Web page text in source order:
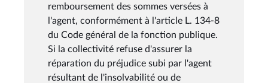
remboursement des sommes versées à
l'agent, conformément à l'article L. 134-8
du Code général de la fonction publique.
Si la collectivité refuse d'assurer la
réparation du préjudice subi par l'agent
résultant de l'insolvabilité ou de